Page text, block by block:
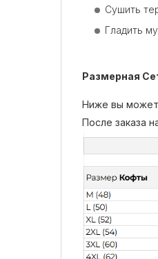
Сушить
Гладить
Размерная
Ниже вы
После заказа